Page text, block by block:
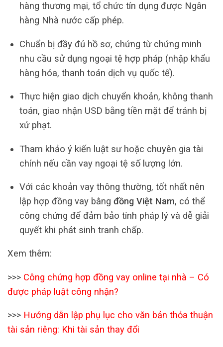
hàng thương mại, tổ chức tín dụng được Ngân
hàng Nhà nước cấp phép.
Chuẩn bị đầy đủ hồ sơ, chứng từ chứng minh
nhu cầu sử dụng ngoại tệ hợp pháp (nhập khẩu
hàng hóa, thanh toán dịch vụ quốc tế).
Thực hiện giao dịch chuyển khoản, không thanh
toán, giao nhận USD bằng tiền mặt để tránh bị
xử phạt.
Tham khảo ý kiến luật sư hoặc chuyên gia tài
chính nếu cần vay ngoại tệ số lượng lớn.
Với các khoản vay thông thường, tốt nhất nên
lập hợp đồng vay bằng đồng Việt Nam, có thể
công chứng để đảm bảo tính pháp lý và dễ giải
quyết khi phát sinh tranh chấp.
Xem thêm:
>>> Công chứng hợp đồng vay online tại nhà – Có
được pháp luật công nhận?
>>> Hướng dẫn lập phụ lục cho văn bản thỏa thuận
tài sản riêng: Khi tài sản thay đổi